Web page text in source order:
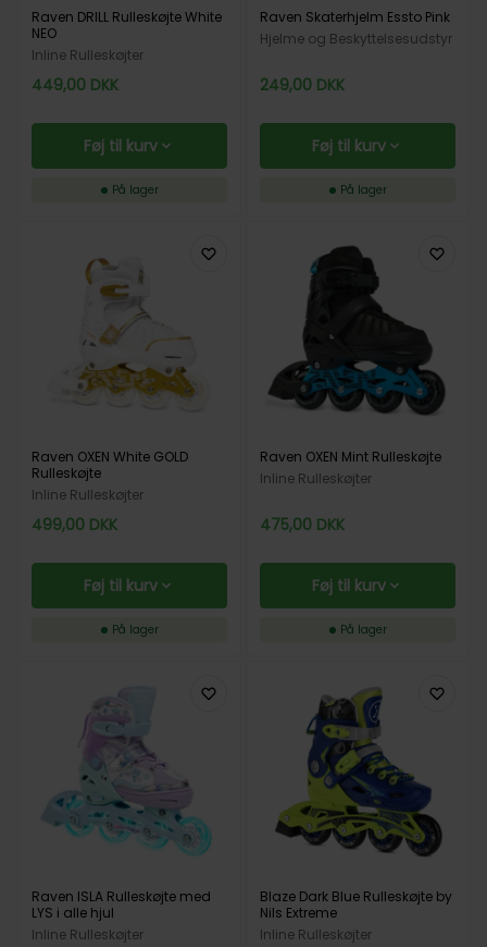
Raven DRILL Rulleskøjte White
NEO
Inline Rulleskøjter
449,00 DKK
Føj til kurv
På lager
Raven Skaterhjelm Essto Pink
Hjelme og Beskyttelsesudstyr
249,00 DKK
Føj til kurv
På lager
Raven OXEN White GOLD
Rulleskøjte
Inline Rulleskøjter
499,00 DKK
Føj til kurv
På lager
Raven OXEN Mint Rulleskøjte
Inline Rulleskøjter
475,00 DKK
Føj til kurv
På lager
Raven ISLA Rulleskøjte med
LYS i alle hjul
Inline Rulleskøjter
Blaze Dark Blue Rulleskøjte by
Nils Extreme
Inline Rulleskøjter